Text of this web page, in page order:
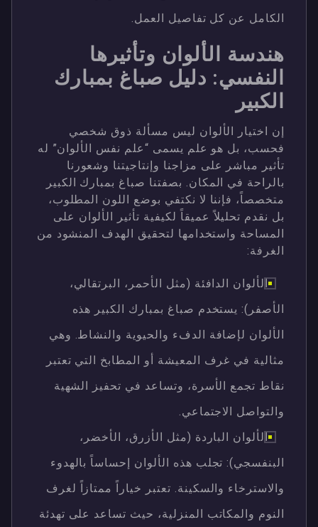
الكامل عن كل تفاصيل العمل.
هندسة الألوان وتأثيرها
النفسي: دليل صباغ بمبارك
الكبير
إن اختيار الألوان ليس مسألة ذوق شخصي
فحسب، بل هو علم يسمى “علم نفس الألوان” له
تأثير مباشر على مزاجنا وإنتاجيتنا وشعورنا
بالراحة في المكان. بصفتنا صباغ بمبارك الكبير
متخصصاً، فإننا لا نكتفي بوضع اللون المطلوب،
بل نقدم تحليلاً عميقاً لكيفية تأثير الألوان على
المساحة واستخدامها لتحقيق الهدف المنشود من
الغرفة:
الألوان الدافئة (مثل الأحمر، البرتقالي،
الأصفر): يستخدم صباغ بمبارك الكبير هذه
الألوان لإضافة الدفء والحيوية والنشاط. وهي
مثالية في غرف المعيشة أو المطابخ التي تعتبر
نقاط تجمع الأسرة، وتساعد في تحفيز الشهية
والتواصل الاجتماعي.
الألوان الباردة (مثل الأزرق، الأخضر،
البنفسجي): تجلب هذه الألوان إحساساً بالهدوء
والاسترخاء والسكينة. تعتبر خياراً ممتازاً لغرف
النوم والمكاتب المنزلية، حيث تساعد على تهدئة